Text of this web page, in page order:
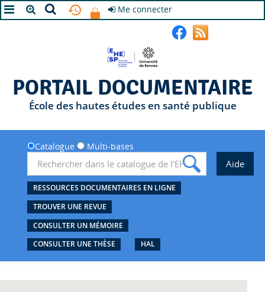
Me connecter
PORTAIL DOCUMENTAIRE
École des hautes études en santé publique
Catalogue Multi-bases
RESSOURCES DOCUMENTAIRES EN LIGNE
TROUVER UNE REVUE
CONSULTER UN MÉMOIRE
CONSULTER UNE THÈSE
HAL